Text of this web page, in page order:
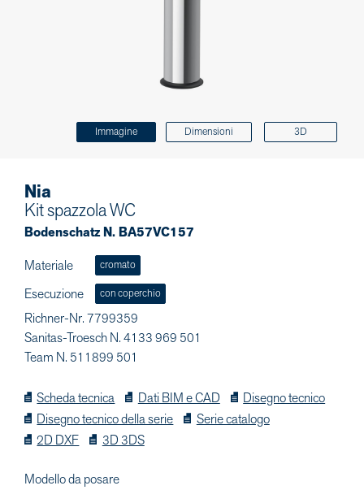
Immagine Dimensioni 3D
Nia
Kit spazzola WC
Bodenschatz N. BA57VC157
Materiale
cromato
Esecuzione con coperchio
Richner-Nr. 7799359
Sanitas-Troesch N. 4133 969 501
Team N. 511899 501
Scheda tecnica Dati BIM e CAD
Disegno tecnico
Disegno tecnico della serie
Serie catalogo
2D DXF
3D 3DS
Modello da posare